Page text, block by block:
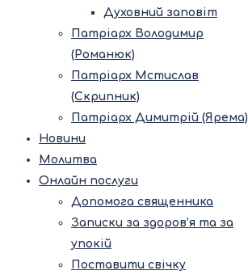
Духовний заповіт
Патріарх Володимир
(Романюк)
Патріарх Мстислав
(Скрипник)
Патріарх Димитрій (Ярема)
Новини
Молитва
Онлайн послуги
Допомога священника
Записки за здоров’я та за
упокій
Поставити свічку